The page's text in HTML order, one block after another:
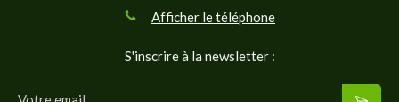
Afficher le téléphone
S'inscrire à la newsletter :
Votre email